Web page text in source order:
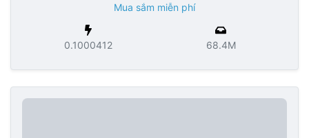
Mua sắm miễn phí
0.1000412 68.4M